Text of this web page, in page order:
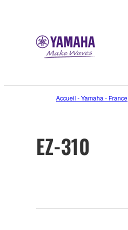
Accueil - Yamaha - France
EZ-310